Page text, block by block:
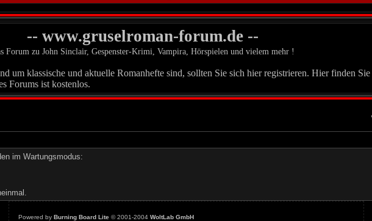
-- www.gruselroman-forum.de --
Forum zu John Sinclair, Gespenster-Krimi, Vampira, Hörspielen und vielem mehr !
um klassische und aktuelle Romanhefte sind, sollten Sie sich hier registrieren. Hier finden
Forums ist kostenlos.
im Wartungsmodus:
Powered by Burning Board Lite© 2001-2004 WoltLab GmbH